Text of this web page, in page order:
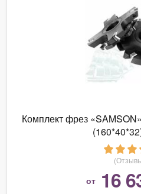
Комплект фрез
от 16